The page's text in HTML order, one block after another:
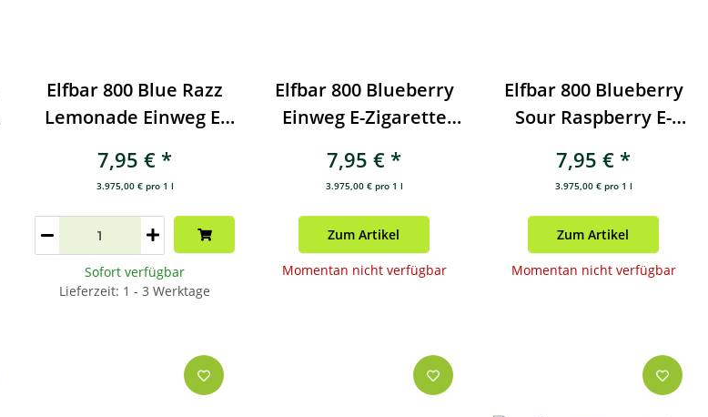
Elfbar 800 Blue Razz
Lemonade Einweg E-
7,95 € *
3.975,00 € pro 1 l
Sofort verfügbar
Lieferzeit: 1 - 3 Werktage
Elfbar 800 Blueberry
Einweg E-Zigarette
7,95 € *
3.975,00 € pro 1 l
Zum Artikel
Momentan nicht verfügbar
Elfbar 800 Blueberry
Sour Raspberry E-
7,95 € *
3.975,00 € pro 1 l
Zum Artikel
Momentan nicht verfügbar